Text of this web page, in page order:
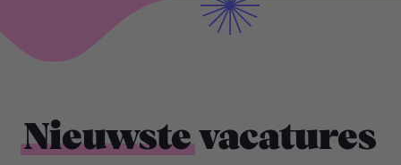
Nieuwstevacatures